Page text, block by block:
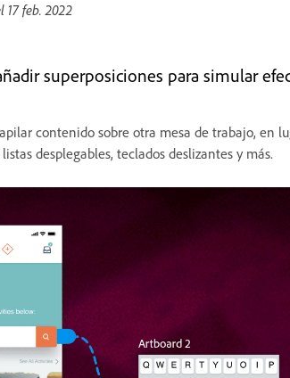
17 feb. 2022
superposiciones para simular
contenido sobre otra mesa de trabajo, en
desplegables, teclados deslizantes y más.